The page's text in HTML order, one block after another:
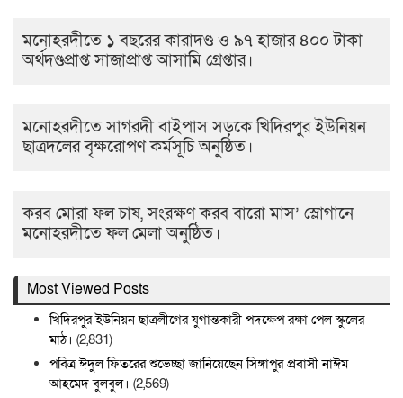
মনোহরদীতে ১ বছরের কারাদণ্ড ও ৯৭ হাজার ৪০০ টাকা
অর্থদণ্ডপ্রাপ্ত সাজাপ্রাপ্ত আসামি গ্রেপ্তার।
মনোহরদীতে সাগরদী বাইপাস সড়কে খিদিরপুর ইউনিয়ন
ছাত্রদলের বৃক্ষরোপণ কর্মসূচি অনুষ্ঠিত।
করব মোরা ফল চাষ, সংরক্ষণ করব বারো মাস’ স্লোগানে
মনোহরদীতে ফল মেলা অনুষ্ঠিত।
Most Viewed Posts
খিদিরপুর ইউনিয়ন ছাত্রলীগের যুগান্তকারী পদক্ষেপ রক্ষা পেল স্কুলের
মাঠ। (2,831)
পবিত্র ঈদুল ফিতরের শুভেচ্ছা জানিয়েছেন সিঙ্গাপুর প্রবাসী নাঈম
আহমেদ বুলবুল। (2,569)